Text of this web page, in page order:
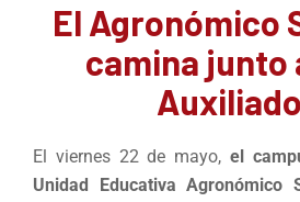
El Agronómico
camina junto
El viernes 22 de mayo, el
Unidad Educativa Agronómico